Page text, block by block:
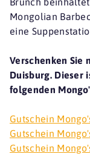
Mongolian
eine
Verschenken Sie
Duisburg. Dieser
folgenden
Gutschein
Gutschein
Gutschein